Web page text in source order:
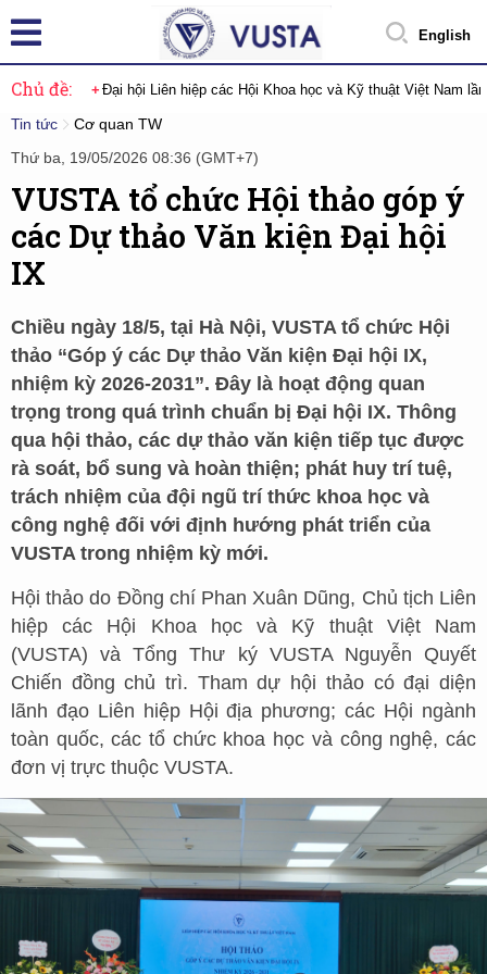
English
Chủ đề: Đại hội Liên hiệp các Hội Khoa học và Kỹ thuật Việt Nam
Tin tức
Cơ quan TW
Thứ ba, 19/05/2026 08:36 (GMT+7)
VUSTA tổ chức Hội thảo góp ý
các Dự thảo Văn kiện Đại hội
IX
Chiều ngày 18/5, tại Hà Nội, VUSTA tổ chức Hội
thảo “Góp ý các Dự thảo Văn kiện Đại hội IX,
nhiệm kỳ 2026-2031”. Đây là hoạt động quan
trọng trong quá trình chuẩn bị Đại hội IX. Thông
qua hội thảo, các dự thảo văn kiện tiếp tục được
rà soát, bổ sung và hoàn thiện; phát huy trí tuệ,
trách nhiệm của đội ngũ trí thức khoa học và
công nghệ đối với định hướng phát triển của
VUSTA trong nhiệm kỳ mới.
Hội thảo do Đồng chí Phan Xuân Dũng, Chủ tịch Liên
hiệp các Hội Khoa học và Kỹ thuật Việt Nam
(VUSTA) và Tổng Thư ký VUSTA Nguyễn Quyết
Chiến đồng chủ trì. Tham dự hội thảo có đại diện
lãnh đạo Liên hiệp Hội địa phương; các Hội ngành
toàn quốc, các tổ chức khoa học và công nghệ, các
đơn vị trực thuộc VUSTA.